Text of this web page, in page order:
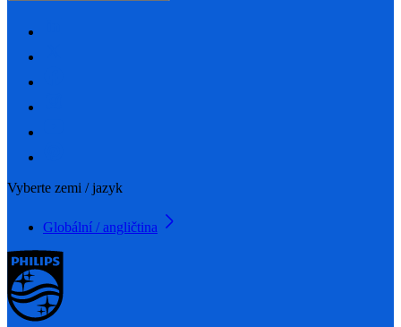
Vyberte zemi / jazyk
Globální / angličtina